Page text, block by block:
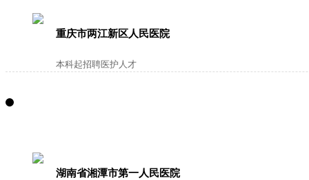
重庆市两江新区人民医院
本科起招聘医护人才
湖南省湘潭市第一人民医院